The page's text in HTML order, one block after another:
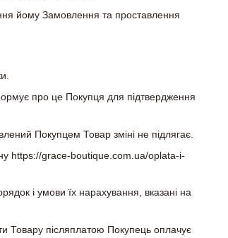
йому Замовлення та проставлення
про це Покупця для підтвердження
Покупцем Товар зміні не підлягає.
https://grace-boutique.com.ua/oplata-i-
і умови їх нарахування, вказані на
Товару післяплатою Покупець оплачує